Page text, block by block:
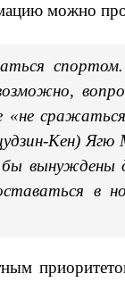
можно
«не
Кен) Ягю
вынуждены
в